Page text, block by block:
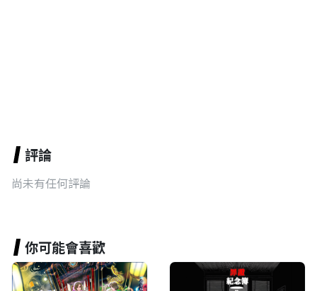
評論
尚未有任何評論
你可能會喜歡